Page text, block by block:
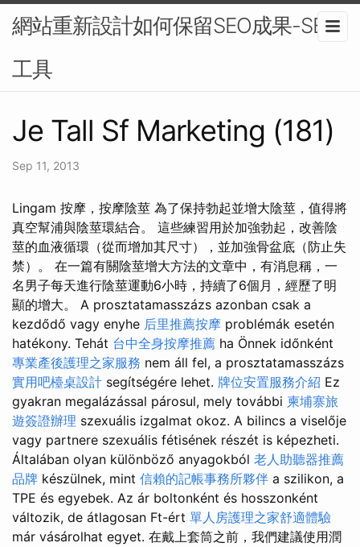
網站重新設計如何保留SEO成果-SEO
工具
Je Tall Sf Marketing (181)
Sep 11, 2013
Lingam 按摩，按摩陰莖 為了保持勃起並增大陰莖，值得將
真空幫浦與陰莖環結合。 這些練習用於加強勃起，改善陰
莖的血液循環（從而增加其尺寸），並加強骨盆底（防止失
禁）。 在一篇有關陰莖增大方法的文章中，有消息稱，一
名男子每天進行陰莖運動6小時，持續了6個月，經歷了明
顯的增大。 A prosztatamasszázs azonban csak a
kezdődő vagy enyhe 后里推薦按摩 problémák esetén
hatékony. Tehát 台中全身按摩推薦 ha Önnek időnként
專業產後護理之家服務 nem áll fel, a prosztatamasszázs
實用吧檯桌設計 segítségére lehet. 牌位安置服務介紹 Ez
gyakran megalázással párosul, mely további 柬埔寨旅
遊簽證辦理 szexuális izgalmat okoz. A bilincs a viselője
vagy partnere szexuális fétisének részét is képezheti.
Általában olyan különböző anyagokból 老人助聽器推薦
品牌 készülnek, mint 信賴的記帳事務所夥伴 a szilikon, a
TPE és egyebek. Az ár boltonként és hosszonként
változik, de átlagosan Ft-ért 單人房護理之家舒適體驗
már vásárolhat egyet. 在戴上套筒之前，我們建議使用潤